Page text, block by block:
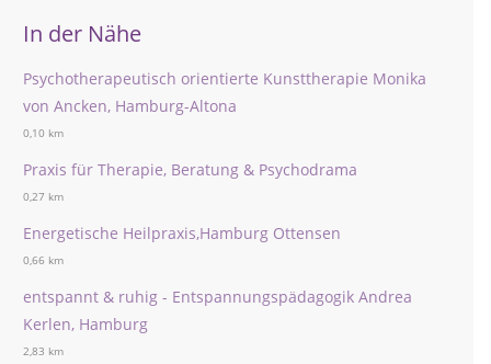
In der Nähe
Psychotherapeutisch orientierte Kunsttherapie Monika
von Ancken, Hamburg-Altona
0,10 km
Praxis für Therapie, Beratung & Psychodrama
0,27 km
Energetische Heilpraxis,Hamburg Ottensen
0,66 km
entspannt & ruhig - Entspannungspädagogik Andrea
Kerlen, Hamburg
2,83 km